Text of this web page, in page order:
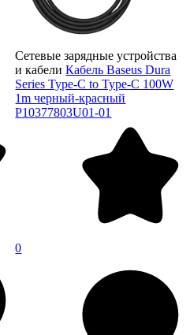
Сетевые зарядные устройства
и кабели Кабель Baseus Dura
Series Type-C to Type-C 100W
1m черный-красный
P10377803U01-01
0